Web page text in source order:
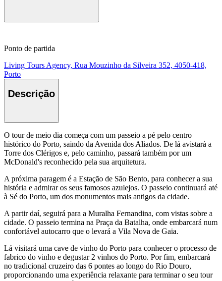
Ponto de partida
Living Tours Agency, Rua Mouzinho da Silveira 352, 4050-418,
Porto
Descrição
O tour de meio dia começa com um passeio a pé pelo centro
histórico do Porto, saindo da Avenida dos Aliados. De lá avistará a
Torre dos Clérigos e, pelo caminho, passará também por um
McDonald's reconhecido pela sua arquitetura.
A próxima paragem é a Estação de São Bento, para conhecer a sua
história e admirar os seus famosos azulejos. O passeio continuará até
à Sé do Porto, um dos monumentos mais antigos da cidade.
A partir daí, seguirá para a Muralha Fernandina, com vistas sobre a
cidade. O passeio termina na Praça da Batalha, onde embarcará num
confortável autocarro que o levará a Vila Nova de Gaia.
Lá visitará uma cave de vinho do Porto para conhecer o processo de
fabrico do vinho e degustar 2 vinhos do Porto. Por fim, embarcará
no tradicional cruzeiro das 6 pontes ao longo do Rio Douro,
proporcionando uma experiência relaxante para terminar o seu tour